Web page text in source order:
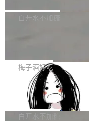
获配9...
题，该问题可能导致在旧
P）！这一里程碑不仅标
长期停止内容更新，未能
提交的编辑请求也长期处
pedia 于去年底上线，定
容的百科平台，被马斯克
维基百科的替代方案。
热门页面还是低关注度页
白开水不加糖
是这样的：配
声明 LocaleResolver、
erceptor…五六步之后才
本。 Solon 换了个方式
梅子酒好吃
Apache Doris 4.1 全
支持 UPDATE、
erg V3
Apache Doris 4.1 要补
半。在已有查询能力的基
白开水不加糖